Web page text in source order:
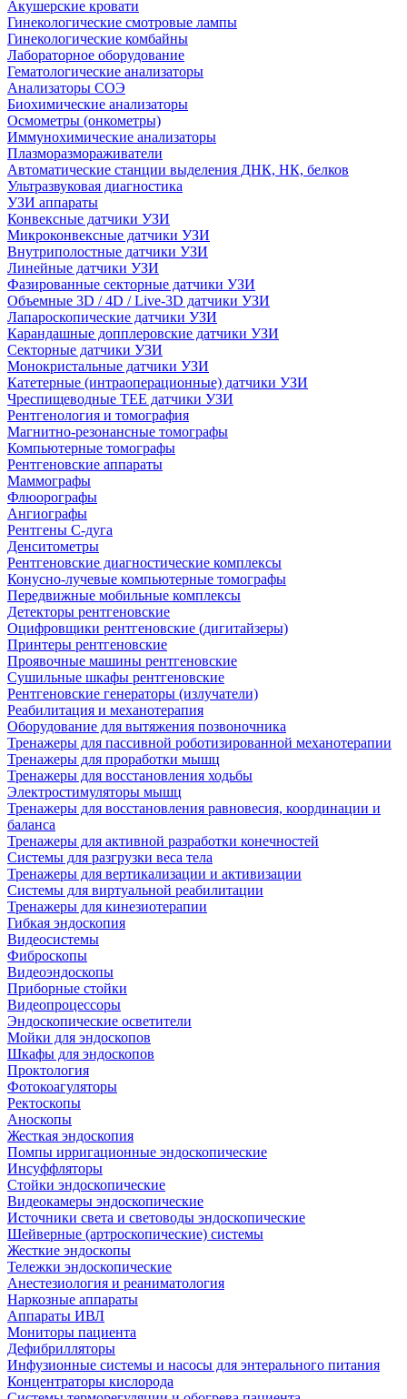
Акушерские кровати
Гинекологические смотровые лампы
Гинекологические комбайны
Лабораторное оборудование
Гематологические анализаторы
Анализаторы СОЭ
Биохимические анализаторы
Осмометры (онкометры)
Иммунохимические анализаторы
Плазморазмораживатели
Автоматические станции выделения ДНК, НК, белков
Ультразвуковая диагностика
УЗИ аппараты
Конвексные датчики УЗИ
Микроконвексные датчики УЗИ
Внутриполостные датчики УЗИ
Линейные датчики УЗИ
Фазированные секторные датчики УЗИ
Объемные 3D / 4D / Live-3D датчики УЗИ
Лапароскопические датчики УЗИ
Карандашные допплеровские датчики УЗИ
Секторные датчики УЗИ
Монокристальные датчики УЗИ
Катетерные (интраоперационные) датчики УЗИ
Чреспищеводные TEE датчики УЗИ
Рентгенология и томография
Магнитно-резонансные томографы
Компьютерные томографы
Рентгеновские аппараты
Маммографы
Флюорографы
Ангиографы
Рентгены С-дуга
Денситометры
Рентгеновские диагностические комплексы
Конусно-лучевые компьютерные томографы
Передвижные мобильные комплексы
Детекторы рентгеновские
Оцифровщики рентгеновские (дигитайзеры)
Принтеры рентгеновские
Проявочные машины рентгеновские
Сушильные шкафы рентгеновские
Рентгеновские генераторы (излучатели)
Реабилитация и механотерапия
Оборудование для вытяжения позвоночника
Тренажеры для пассивной роботизированной механотерапии
Тренажеры для проработки мышц
Тренажеры для восстановления ходьбы
Электростимуляторы мышц
Тренажеры для восстановления равновесия, координации и
баланса
Тренажеры для активной разработки конечностей
Системы для разгрузки веса тела
Тренажеры для вертикализации и активизации
Системы для виртуальной реабилитации
Тренажеры для кинезиотерапии
Гибкая эндоскопия
Видеосистемы
Фиброскопы
Видеоэндоскопы
Приборные стойки
Видеопроцессоры
Эндоскопические осветители
Мойки для эндоскопов
Шкафы для эндоскопов
Проктология
Фотокоагуляторы
Ректоскопы
Аноскопы
Жесткая эндоскопия
Помпы ирригационные эндоскопические
Инсуффляторы
Стойки эндоскопические
Видеокамеры эндоскопические
Источники света и световоды эндоскопические
Шейверные (артроскопические) системы
Жесткие эндоскопы
Тележки эндоскопические
Анестезиология и реаниматология
Наркозные аппараты
Аппараты ИВЛ
Мониторы пациента
Дефибрилляторы
Инфузионные системы и насосы для энтерального питания
Концентраторы кислорода